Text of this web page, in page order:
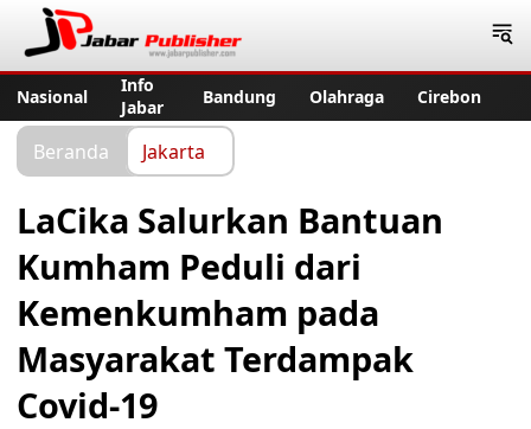
Nasional
Info
Jabar
Bandung Olahraga Cirebon
Beranda Jakarta
LaCika Salurkan Bantuan
Kumham Peduli dari
Kemenkumham pada
Masyarakat Terdampak
Covid-19